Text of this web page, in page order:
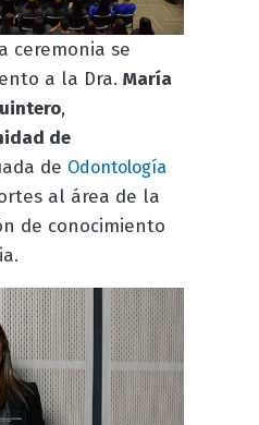
ceremonia se
a la Dra. María
,
de
de Odontología
al área de la
de conocimiento